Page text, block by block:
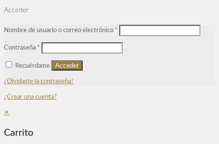
Acceder
Nombre de usuario o correo electrónico *
Contraseña *
Recuérdame Acceder
¿Olvidaste la contraseña?
¿Crear una cuenta?
✕
Carrito